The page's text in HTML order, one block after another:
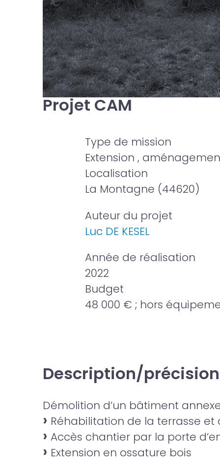
Projet CAM
Type de mission
Extension ,
Localisation
La Montagne (44620)
Auteur du projet
Luc DE KESEL
Année de réalisation
2022
Budget
48 000 € ; hors
Description/
Démolition d’un bâtiment
Réhabilitation de la terrasse et
Accès chantier par la porte
Extension en ossature bois